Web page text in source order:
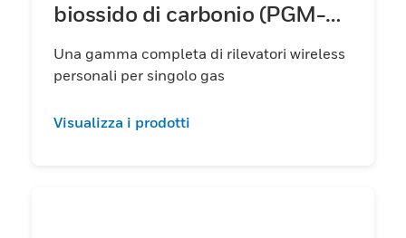
biossido di carbonio (PGM-
1850)
Una gamma completa di rilevatori wireless
personali per singolo gas
Visualizza i prodotti